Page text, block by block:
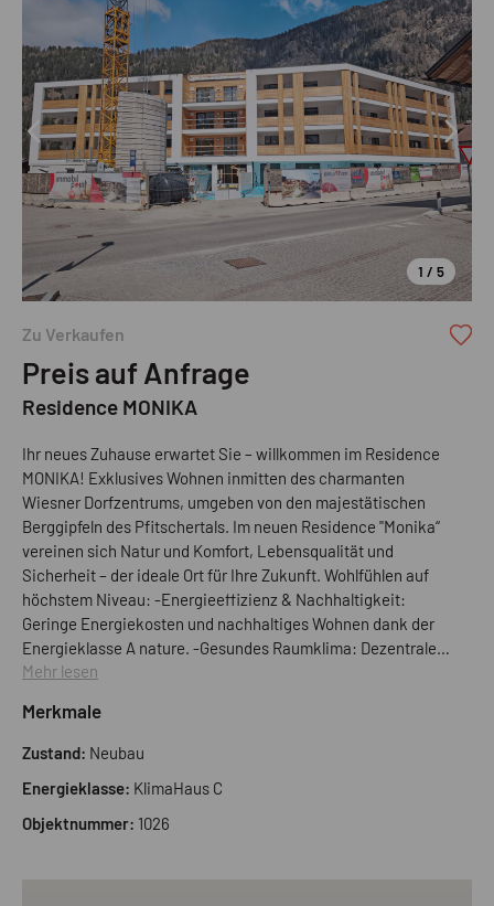
1 / 5
Zu Verkaufen
Preis auf Anfrage
Residence MONIKA
Ihr neues Zuhause erwartet Sie – willkommen im Residence
MONIKA! Exklusives Wohnen inmitten des charmanten
Wiesner Dorfzentrums, umgeben von den majestätischen
Berggipfeln des Pfitschertals. Im neuen Residence "Monika“
vereinen sich Natur und Komfort, Lebensqualität und
Sicherheit – der ideale Ort für Ihre Zukunft. Wohlfühlen auf
höchstem Niveau: -Energieeffizienz & Nachhaltigkeit:
Geringe Energiekosten und nachhaltiges Wohnen dank der
Energieklasse A nature. -Gesundes Raumklima: Dezentrale
Wohnraumlüftung sorgt für frische Luft und ein rundum
Bauweise bietet optimalen Schallschutz, während
einbruchhemmende Abschlüsse, eine zentrale Schließanlage
gewährleisten. -Innovative Haustechnik: Langlebige,
wartungsarme Materialien und eine smarte Niedertemperatur-
Mehr lesen
Merkmale
Zustand: Neubau
Energieklasse: KlimaHaus C
Objektnummer: 1026